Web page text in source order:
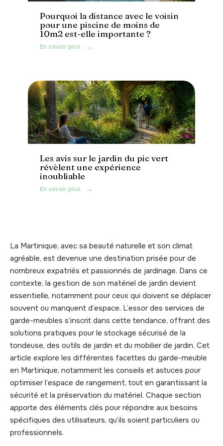
Pourquoi la distance avec le voisin
pour une piscine de moins de
10m2 est-elle importante ?
En savoir plus
Jardin
Les avis sur le jardin du pic vert
révèlent une expérience
inoubliable
En savoir plus
La Martinique, avec sa beauté naturelle et son climat
agréable, est devenue une destination prisée pour de
nombreux expatriés et passionnés de jardinage. Dans ce
contexte, la gestion de son matériel de jardin devient
essentielle, notamment pour ceux qui doivent se déplacer
souvent ou manquent d’espace. L’essor des services de
garde-meubles s’inscrit dans cette tendance, offrant des
solutions pratiques pour le stockage sécurisé de la
tondeuse, des outils de jardin et du mobilier de jardin. Cet
article explore les différentes facettes du garde-meuble
en Martinique, notamment les conseils et astuces pour
optimiser l’espace de rangement, tout en garantissant la
sécurité et la préservation du matériel. Chaque section
apporte des éléments clés pour répondre aux besoins
spécifiques des utilisateurs, qu’ils soient particuliers ou
professionnels.